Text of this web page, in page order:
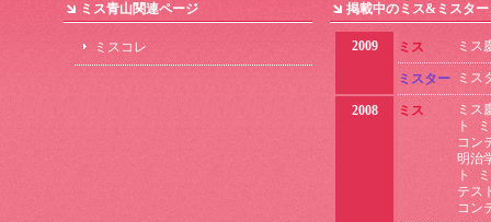
ミス青山関連ページ
ミスコレ
掲載中のミス&ミスタ
2009 ミス ミス
ミスター ミス
2008 ミス
ミス
ト
コン
明治
ト
テス
コン